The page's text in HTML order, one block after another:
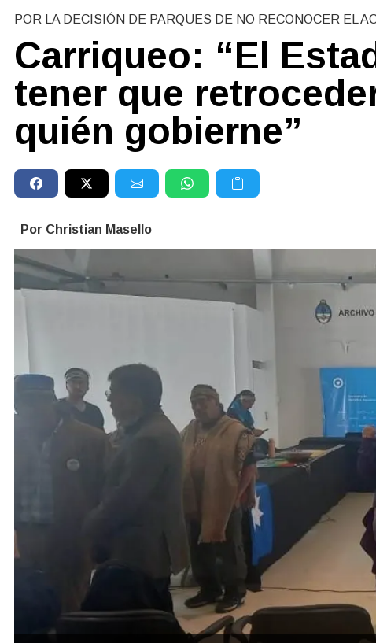
POR LA DECISIÓN DE PARQUES DE NO RECONOCER EL
Carriqueo: “El
tener que
quién gobierne”
Por Christian Masello